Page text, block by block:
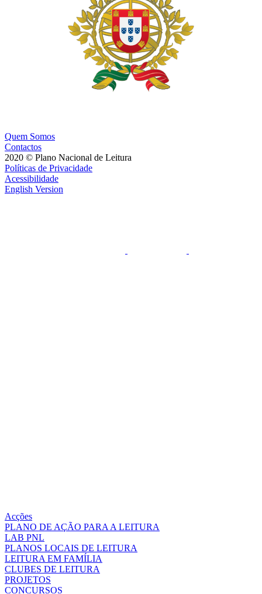
Quem Somos
Contactos
2020 © Plano Nacional de Leitura
Políticas de Privacidade
Acessibilidade
English Version
Acções
PLANO DE AÇÃO PARA A LEITURA
LAB PNL
PLANOS LOCAIS DE LEITURA
LEITURA EM FAMÍLIA
CLUBES DE LEITURA
PROJETOS
CONCURSOS